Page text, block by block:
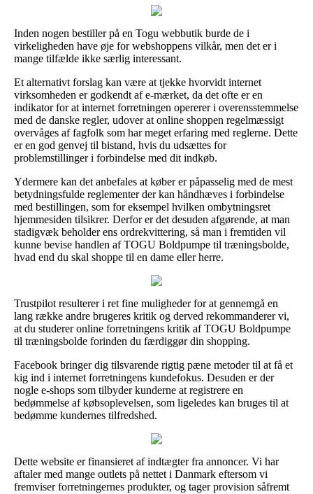
Inden nogen bestiller på en Togu webbutik burde de i
virkeligheden have øje for webshoppens vilkår, men det er i
mange tilfælde ikke særlig interessant.
Et alternativt forslag kan være at tjekke hvorvidt internet
virksomheden er godkendt af e-mærket, da det ofte er en
indikator for at internet forretningen opererer i overensstemmelse
med de danske regler, udover at online shoppen regelmæssigt
overvåges af fagfolk som har meget erfaring med reglerne. Dette
er en god genvej til bistand, hvis du udsættes for
problemstillinger i forbindelse med dit indkøb.
Ydermere kan det anbefales at køber er påpasselig med de mest
betydningsfulde reglementer der kan håndhæves i forbindelse
med bestillingen, som for eksempel hvilken ombytningsret
hjemmesiden tilsikrer. Derfor er det desuden afgørende, at man
stadigvæk beholder ens ordrekvittering, så man i fremtiden vil
kunne bevise handlen af TOGU Boldpumpe til træningsbolde,
hvad end du skal shoppe til en dame eller herre.
Trustpilot resulterer i ret fine muligheder for at gennemgå en
lang række andre brugeres kritik og derved rekommanderer vi,
at du studerer online forretningens kritik af TOGU Boldpumpe
til træningsbolde forinden du færdiggør din shopping.
Facebook bringer dig tilsvarende rigtig pæne metoder til at få et
kig ind i internet forretningens kundefokus. Desuden er der
nogle e-shops som tilbyder kunderne at registrere en
bedømmelse af købsoplevelsen, som ligeledes kan bruges til at
bedømme kundernes tilfredshed.
Dette website er finansieret af indtægter fra annoncer. Vi har
aftaler med mange outlets på nettet i Danmark eftersom vi
fremviser forretningernes produkter, og tager provision såfremt